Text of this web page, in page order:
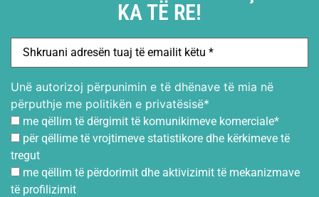
KA TË RE!
Unë autorizoj përpunimin e të dhënave të mia në
përputhje me politikën e privatësisë*
me qëllim të dërgimit të komunikimeve komerciale*
për qëllime të vrojtimeve statistikore dhe kërkimeve të
tregut
me qëllim të përdorimit dhe aktivizimit të mekanizmave
të profilizimit